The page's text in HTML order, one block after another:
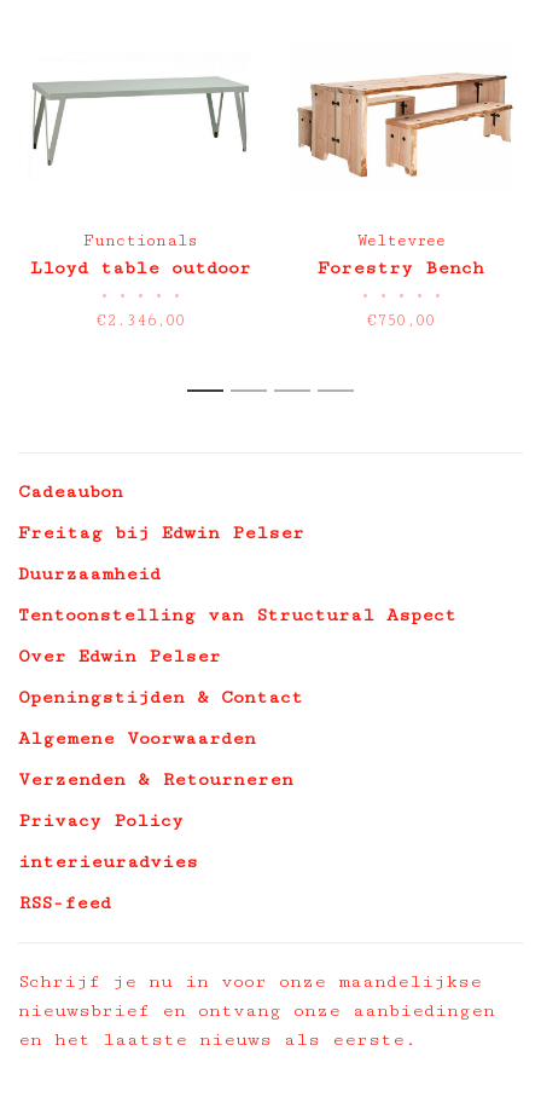
Functionals
Lloyd table outdoor
• • • • •
€2.346,00
Weltevree
Forestry Bench
• • • • •
€750,00
1 2 3 4
Cadeaubon
Freitag bij Edwin Pelser
Duurzaamheid
Tentoonstelling van Structural Aspect
Over Edwin Pelser
Openingstijden & Contact
Algemene Voorwaarden
Verzenden & Retourneren
Privacy Policy
interieuradvies
RSS-feed
Schrijf je nu in voor onze maandelijkse
nieuwsbrief en ontvang onze aanbiedingen
en het laatste nieuws als eerste.